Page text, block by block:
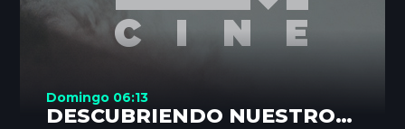
Domingo 06:13
DESCUBRIENDO NUESTROS